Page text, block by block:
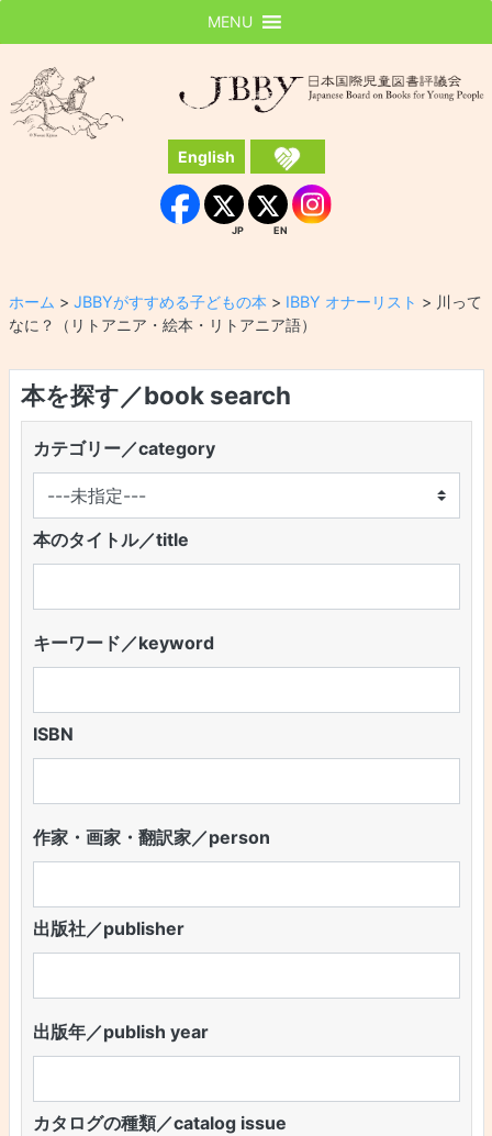
JBBY
English
Facebook
JP
JP
EN
EN Instagram
MENU
ホーム > JBBYがすすめる子どもの本 > IBBY オナーリスト > 川って
なに？（リトアニア・絵本・リトアニア語）
本を探す／book search
カテゴリー／category
本のタイトル／title
キーワード／keyword
ISBN
作家・画家・翻訳家／person
出版社／publisher
出版年／publish year
カタログの種類／catalog issue